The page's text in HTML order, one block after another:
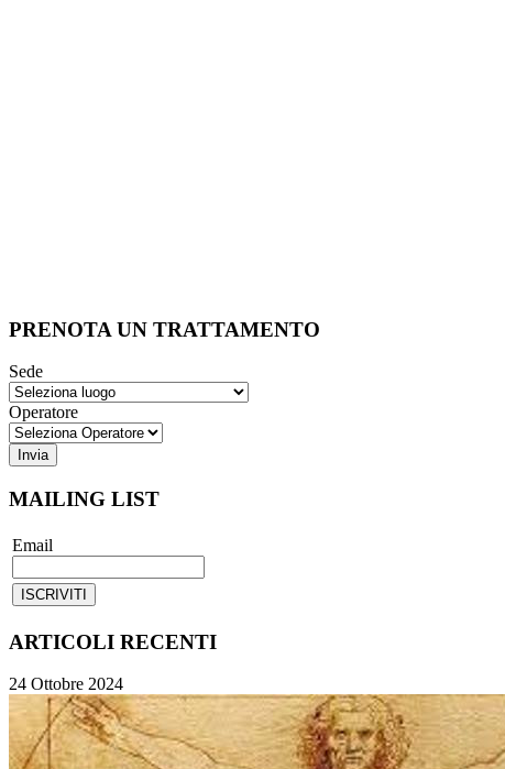
PRENOTA UN TRATTAMENTO
Sede
Operatore
MAILING LIST
Email
ARTICOLI RECENTI
24 Ottobre 2024